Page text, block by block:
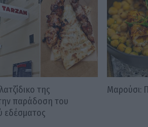
της
παράδοση του
εδέσματος
Μαρούσι: